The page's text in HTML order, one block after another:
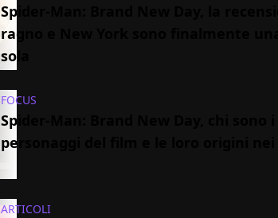
Spider-Man: Brand New Day, la
ragno e New York sono finalmente una
sola
FOCUS
Spider-Man: Brand New Day, chi sono i
personaggi del film e le loro origini nei
ARTICOLI